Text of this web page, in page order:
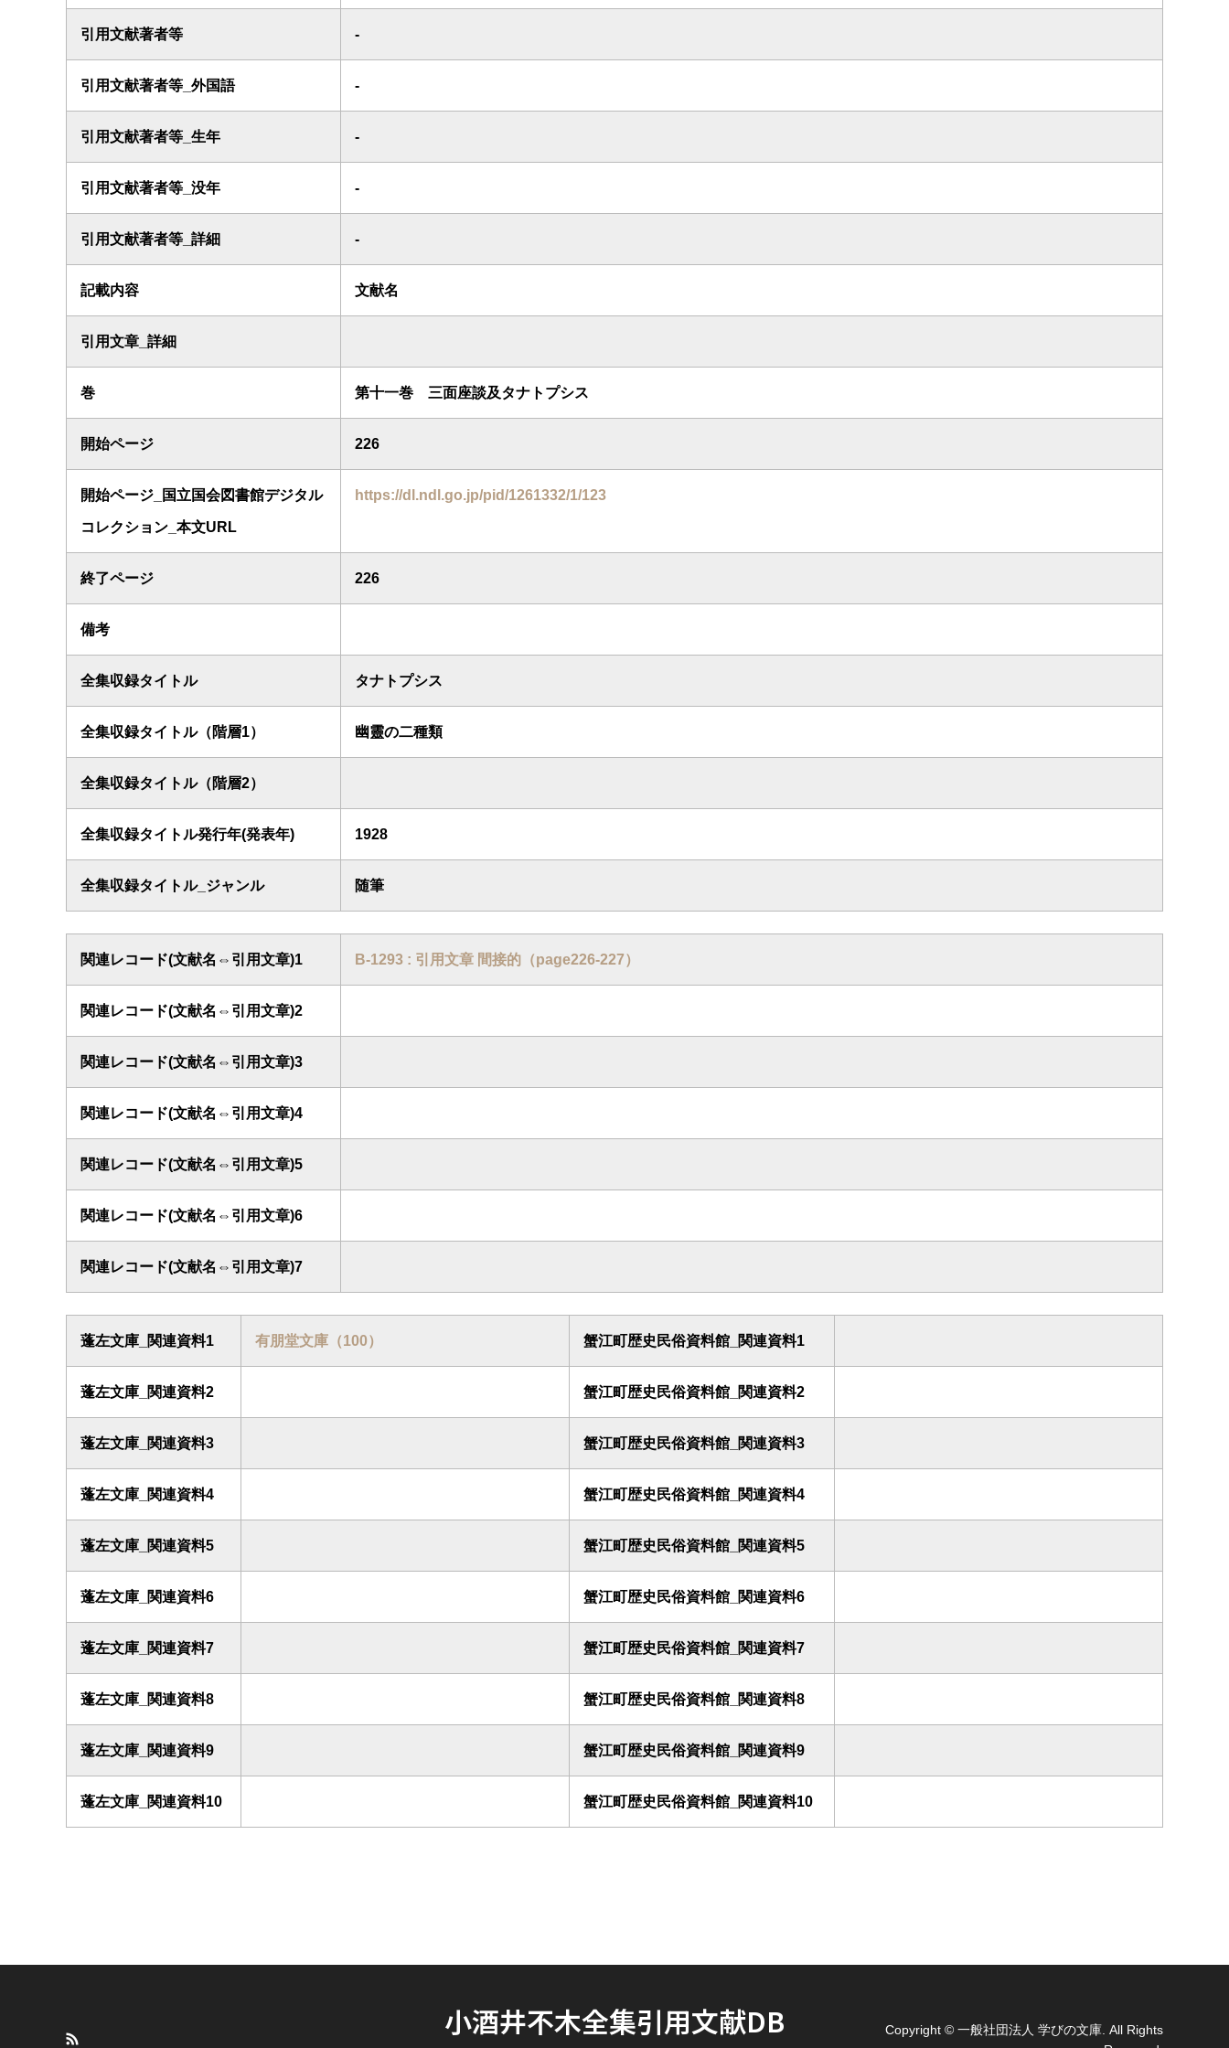
引用文献著者等 -
引用文献著者等_外国語 -
引用文献著者等_生年 -
引用文献著者等_没年 -
引用文献著者等_詳細 -
記載内容 文献名
引用文章_詳細
巻 第十一巻 三面座談及タナトプシス
開始ページ 226
開始ページ_国立国会図書館デジタル
コレクション_本文URL
https://dl.ndl.go.jp/pid/1261332/1/123
終了ページ 226
備考
全集収録タイトル タナトプシス
全集収録タイトル（階層1） 幽靈の二種類
全集収録タイトル（階層2）
全集収録タイトル発行年(発表年) 1928
全集収録タイトル_ジャンル 随筆
関連レコード(文献名⇔引用文章)1 B-1293 : 引用文章 間接的（page226-227）
関連レコード(文献名⇔引用文章)2
関連レコード(文献名⇔引用文章)3
関連レコード(文献名⇔引用文章)4
関連レコード(文献名⇔引用文章)5
関連レコード(文献名⇔引用文章)6
関連レコード(文献名⇔引用文章)7
蓬左文庫_関連資料1 有朋堂文庫（100） 蟹江町歴史民俗資料館_関連資料1
蓬左文庫_関連資料2 蟹江町歴史民俗資料館_関連資料2
蓬左文庫_関連資料3 蟹江町歴史民俗資料館_関連資料3
蓬左文庫_関連資料4 蟹江町歴史民俗資料館_関連資料4
蓬左文庫_関連資料5 蟹江町歴史民俗資料館_関連資料5
蓬左文庫_関連資料6 蟹江町歴史民俗資料館_関連資料6
蓬左文庫_関連資料7 蟹江町歴史民俗資料館_関連資料7
蓬左文庫_関連資料8 蟹江町歴史民俗資料館_関連資料8
蓬左文庫_関連資料9 蟹江町歴史民俗資料館_関連資料9
蓬左文庫_関連資料10 蟹江町歴史民俗資料館_関連資料10
小酒井不木全集引用文献DB Copyright © 一般社団法人 学びの文庫. All Rights